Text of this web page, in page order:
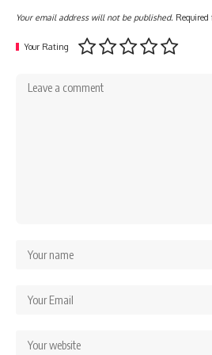
Your email address will not be published. Required
Your Rating